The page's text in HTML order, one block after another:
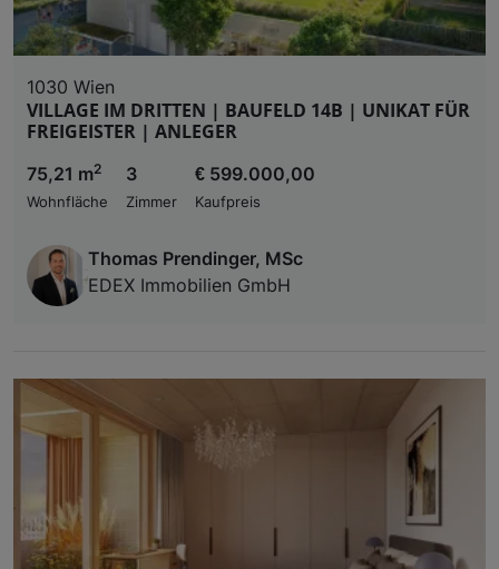
1030 Wien
VILLAGE IM DRITTEN | BAUFELD 14B | UNIKAT FÜR
FREIGEISTER | ANLEGER
75,21 m2
Wohnfläche
3
Zimmer
€ 599.000,00
Kaufpreis
Thomas Prendinger, MSc
EDEX Immobilien GmbH